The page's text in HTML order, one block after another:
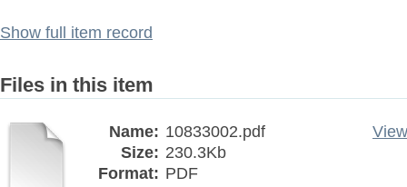
Show full item record
Files in this item
Name: 10833002.pdf
Size: 230.3Kb
Format: PDF